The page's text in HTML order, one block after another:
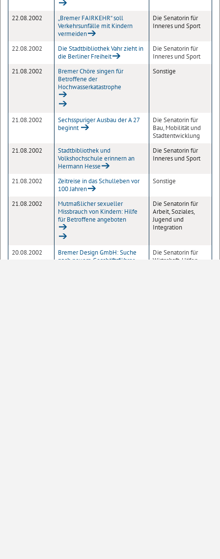
22.08.2002
„Bremer FAIRKEHR“ soll
Verkehrsunfälle mit Kindern
vermeiden
Die Senatorin für
Inneres und Sport
22.08.2002
Die Stadtbibliothek Vahr zieht in
die Berliner Freiheit
Die Senatorin für
Inneres und Sport
21.08.2002
Bremer Chöre singen für
Betroffene der
Hochwasserkatastrophe
Sonstige
21.08.2002
Sechsspuriger Ausbau der A 27
beginnt
Die Senatorin für
Bau, Mobilität und
Stadtentwicklung
21.08.2002
Stadtbibliothek und
Volkshochschule erinnern an
Hermann Hesse
Die Senatorin für
Inneres und Sport
21.08.2002
Zeitreise in das Schulleben vor
100 Jahren
Sonstige
21.08.2002
Mutmaßlicher sexueller
Missbrauch von Kindern: Hilfe
für Betroffene angeboten
Die Senatorin für
Arbeit, Soziales,
Jugend und
Integration
20.08.2002
Bremer Design GmbH: Suche
nach neuem Geschäftsführer
Die Senatorin für
Wirtschaft, Häfen